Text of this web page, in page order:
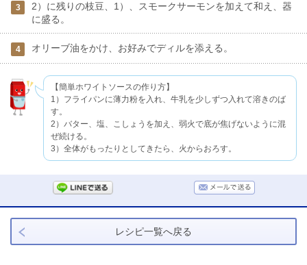
3
2）に残りの枝豆、1）、スモークサーモンを加えて和え、器
に盛る。
4 オリーブ油をかけ、お好みでディルを添える。
【簡単ホワイトソースの作り方】
1）フライパンに薄力粉を入れ、牛乳を少しずつ入れて溶きのば
す。
2）バター、塩、こしょうを加え、弱火で底が焦げないように混
ぜ続ける。
3）全体がもったりとしてきたら、火からおろす。
レシピ一覧へ戻る